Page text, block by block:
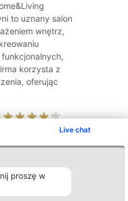
Live chat
proszę w
to uznany salon
wnętrz,
korzysta z
oferując
Kontakt